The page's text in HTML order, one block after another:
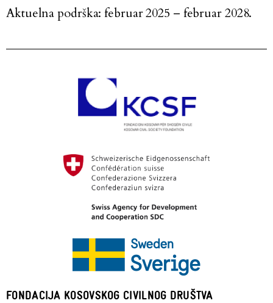
Aktuelna podrška: februar 2025 – februar 2028.
FONDACIJA KOSOVSKOG CIVILNOG DRUŠTVA